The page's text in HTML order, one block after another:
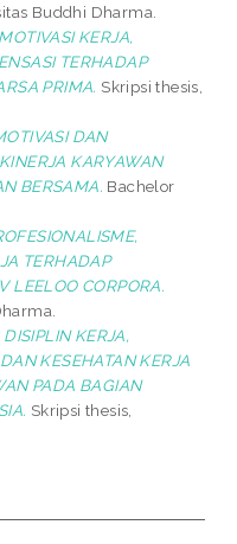
Buddhi Dharma.
KERJA,
TERHADAP
PRIMA. Skripsi thesis,
DAN
KARYAWAN
BERSAMA. Bachelor
TERHADAP
LEELOO CORPORA.
KERJA,
KESEHATAN KERJA
PADA BAGIAN
Skripsi thesis,